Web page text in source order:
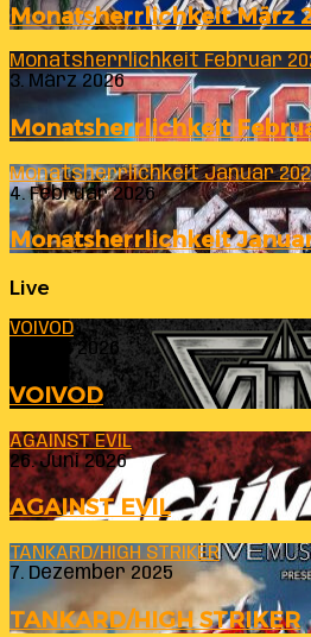
Monatsherrlichkeit März
Monatsherrlichkeit Februar
3. März 2026
Monatsherrlichkeit
Monatsherrlichkeit Januar
4. Februar 2026
Monatsherrlichkeit
Live
VOIVOD
23. Juli 2026
VOIVOD
AGAINST EVIL
26. Juni 2026
AGAINST EVIL
TANKARD/HIGH STRIKER
7. Dezember 2025
TANKARD/HIGH STRIKER